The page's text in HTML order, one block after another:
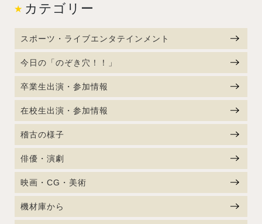
カテゴリー
スポーツ・ライブエンタテインメント
今日の「のぞき穴！！」
卒業生出演・参加情報
在校生出演・参加情報
稽古の様子
俳優・演劇
映画・CG・美術
機材庫から